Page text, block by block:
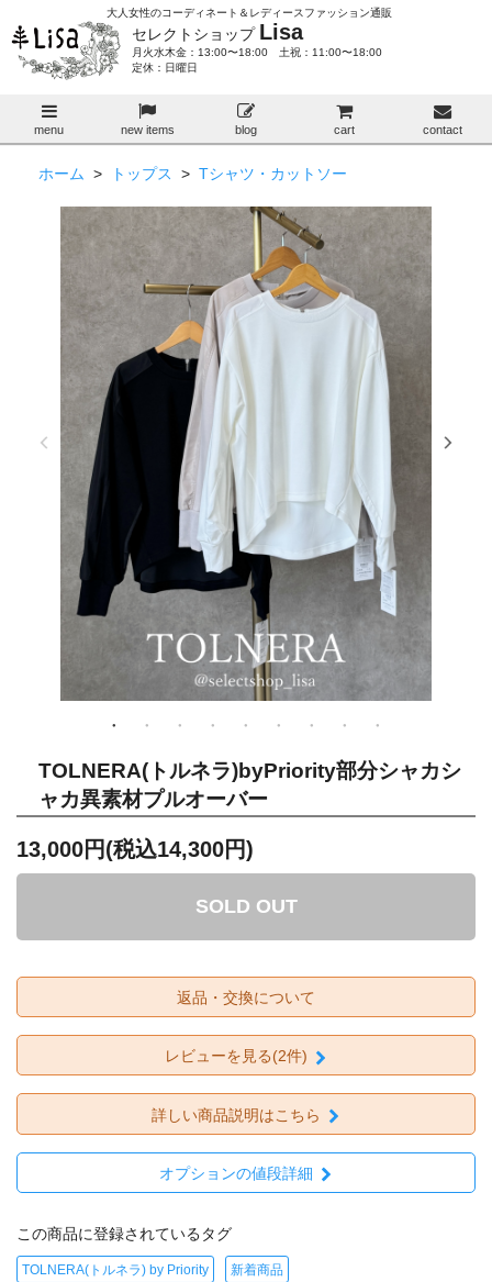
大人女性のコーディネート＆レディースファッション通販
セレクトショップ Lisa
月火水木金：13:00〜18:00 土祝：11:00〜18:00
定休：日曜日
menu new items blog cart contact
ホーム > トップス > Tシャツ・カットソー
TOLNERA(トルネラ)byPriority部分シャカシ
ャカ異素材プルオーバー
13,000円(税込14,300円)
SOLD OUT
返品・交換について
レビューを見る(2件)
詳しい商品説明はこちら
オプションの値段詳細
この商品に登録されているタグ
TOLNERA(トルネラ) by Priority 新着商品